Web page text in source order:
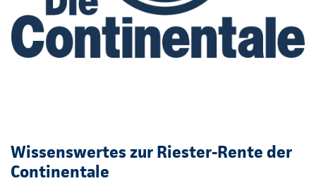
Wissenswertes zur Riester-Rente der
Continentale